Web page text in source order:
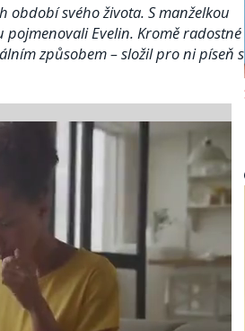
období svého života. S manželkou
Evelin. Kromě radostné
způsobem – složil pro ni píseň s